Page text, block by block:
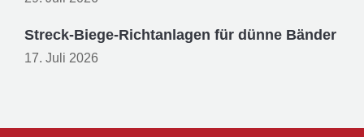
Streck-Biege-Richtanlagen für dünne Bänder
17. Juli 2026